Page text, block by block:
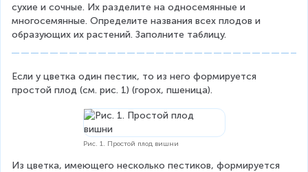
сухие и сочные. Их разделите на односемянные и
многосемянные. Определите названия всех плодов и
образующих их растений. Заполните таблицу.
Если у цветка один пестик, то из него формируется
простой плод (см. рис. 1) (горох, пшеница).
Рис. 1. Простой плод вишни
Из цветка, имеющего несколько пестиков, формируется